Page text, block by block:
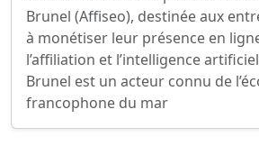
Brunel (Affiseo), destinée aux
à monétiser leur présence en
l’affiliation et l’intelligence
Brunel est un acteur connu de
francophone du mar